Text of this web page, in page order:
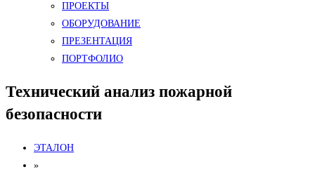
ПРОЕКТЫ
ОБОРУДОВАНИЕ
ПРЕЗЕНТАЦИЯ
ПОРТФОЛИО
Технический анализ пожарной
безопасности
ЭТАЛОН
»